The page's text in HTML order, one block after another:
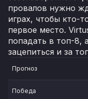
провалов нужно
играх, чтобы кто-
первое место.
попадать в топ-8,
зацепиться и за
Прогноз
Победа